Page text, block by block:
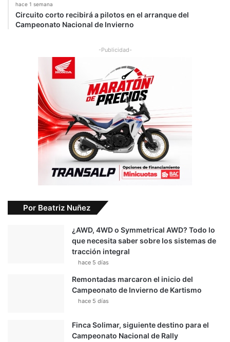
hace 1 semana
Circuito corto recibirá a pilotos en el arranque del
Campeonato Nacional de Invierno
-Publicidad-
Por Beatriz Nuñez
¿AWD, 4WD o Symmetrical AWD? Todo lo
que necesita saber sobre los sistemas de
tracción integral
hace 5 días
Remontadas marcaron el inicio del
Campeonato de Invierno de Kartismo
hace 5 días
Finca Solimar, siguiente destino para el
Campeonato Nacional de Rally